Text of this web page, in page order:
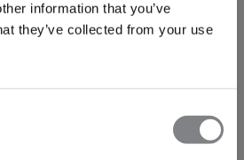
information that you’ve
they’ve collected from your use